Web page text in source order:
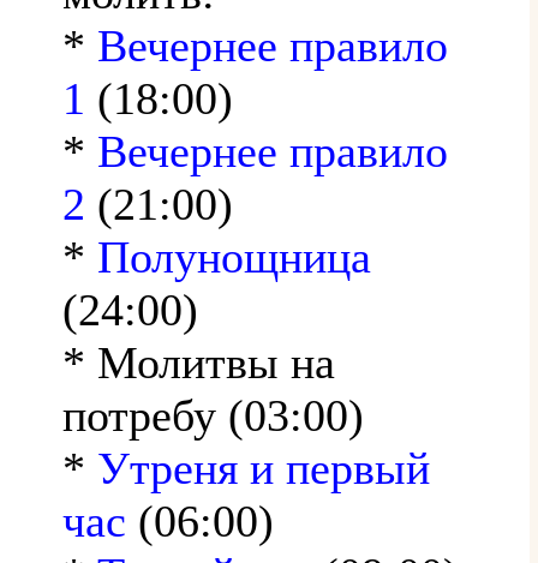
* Вечернее правило
1 (18:00)
* Вечернее правило
2 (21:00)
* Полунощница
(24:00)
* Молитвы на
потребу (03:00)
* Утреня и первый
час (06:00)